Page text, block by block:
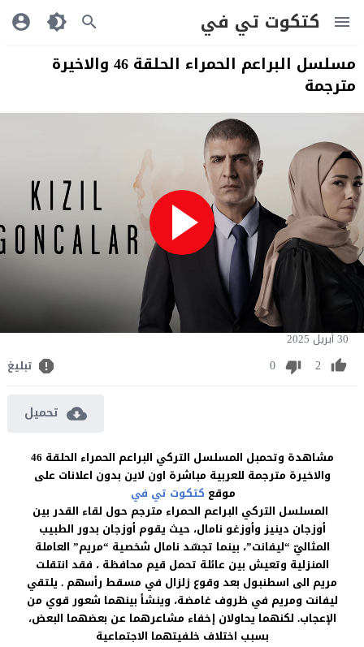
كتكوت تي في
مسلسل البراعم الحمراء الحلقة 46 والاخيرة
مترجمة
30 أبريل 2025
2
0 تبليغ
تحميل
مشاهدة وتحمبل المسلسل التركي البراعم الحمراء الحلقة 46
والاخيرة مترجمة للعربية مباشرة اون لاين بدون اعلانات على
موقع كتكوت تي في
المسلسل التركي البراعم الحمراء مترجم حول لقاء القدر بين
أوزجان دينيز وأوزغو نامال، حيث يقوم أوزجان بدور الطبيب
المثاليّ “ليفانت”، بينما تجسّد نامال شخصية “مريم” العاملة
المنزلية وتعيش بين عائلة تحمل قيم محافظة ، فقد انتقلت
مريم الى اسطنبول بعد وقوع زلزال في مسقط رأسهم . يلتقي
ليفانت ومريم في ظروف غامضة، وينشأ بينهما شعور قوي من
الإعجاب. لكنهما يحاولان إخفاء مشاعرهما عن بعضهما البعض،
بسبب اختلاف خلفيتهما الاجتماعية